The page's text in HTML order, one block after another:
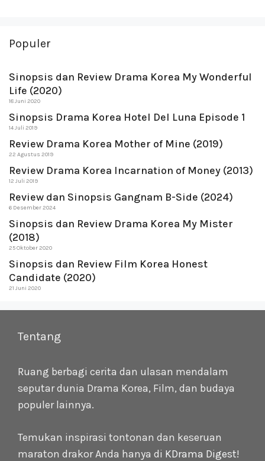
Populer
Sinopsis dan Review Drama Korea My Wonderful
Life (2020)
18 Juni 2020
Sinopsis Drama Korea Hotel Del Luna Episode 1
14 Juli 2019
Review Drama Korea Mother of Mine (2019)
22 Agustus 2019
Review Drama Korea Incarnation of Money (2013)
12 Juli 2019
Review dan Sinopsis Gangnam B-Side (2024)
6 Desember 2024
Sinopsis dan Review Drama Korea My Mister
(2018)
25 Oktober 2020
Sinopsis dan Review Film Korea Honest
Candidate (2020)
21 Juni 2020
Tentang
Ruang berbagi cerita dan ulasan mendalam
seputar dunia Drama Korea, Film, dan budaya
populer lainnya.
Temukan inspirasi tontonan dan keseruan
maraton drakor Anda hanya di KDrama Digest!